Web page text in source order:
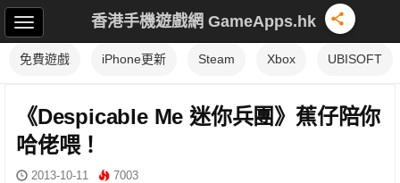
香港手機遊戲網 GameApps.hk
免費遊戲 iPhone更新 Steam Xbox UBISOFT
《Despicable Me 迷你兵團》蕉仔陪你
哈佬喂！
2013-10-11 7003